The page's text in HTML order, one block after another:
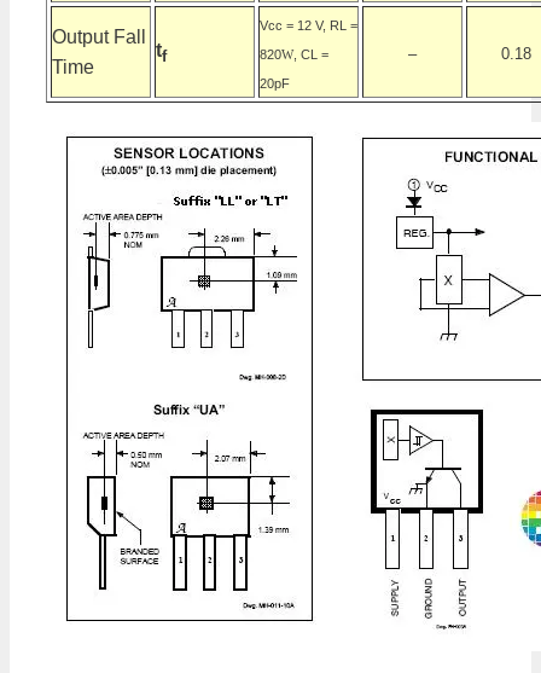
Output Fall
Time
tf
Vcc = 12 V, RL =
820W, CL =
20pF
– 0.18